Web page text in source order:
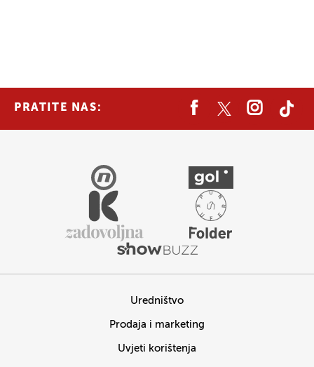
PRATITE NAS:
Uredništvo
Prodaja i marketing
Uvjeti korištenja